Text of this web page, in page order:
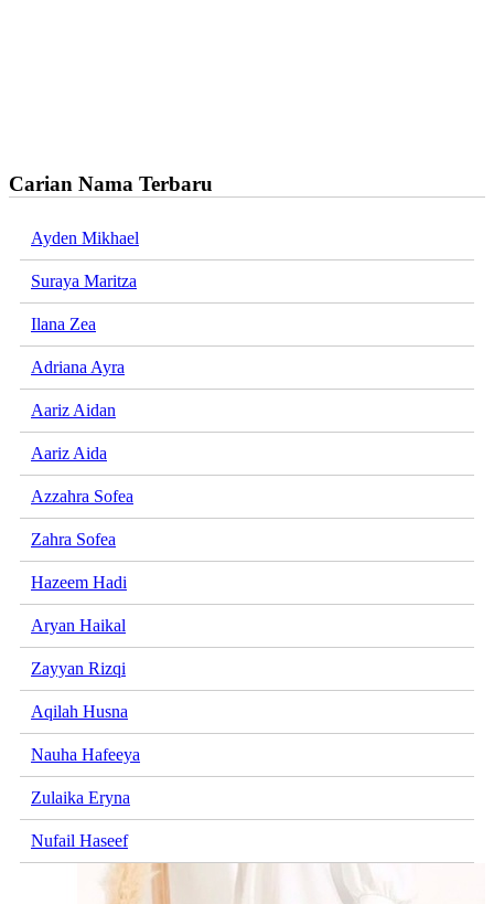
Carian Nama Terbaru
Ayden Mikhael
Suraya Maritza
Ilana Zea
Adriana Ayra
Aariz Aidan
Aariz Aida
Azzahra Sofea
Zahra Sofea
Hazeem Hadi
Aryan Haikal
Zayyan Rizqi
Aqilah Husna
Nauha Hafeeya
Zulaika Eryna
Nufail Haseef